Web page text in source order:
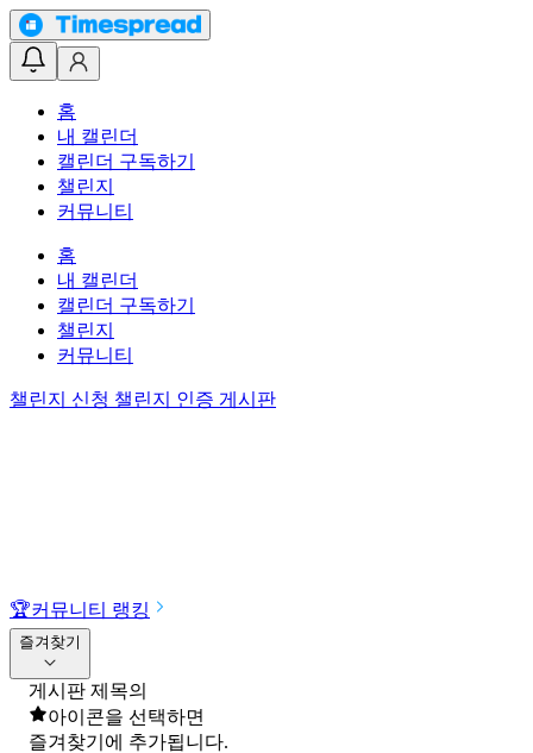
홈
내 캘린더
캘린더 구독하기
챌린지
커뮤니티
홈
내 캘린더
캘린더 구독하기
챌린지
커뮤니티
챌린지 신청 챌린지 인증 게시판
🏆커뮤니티 랭킹
즐겨찾기
게시판 제목의
아이콘을 선택하면
즐겨찾기에 추가됩니다.